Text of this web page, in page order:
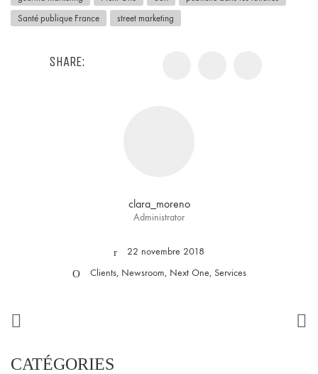
Santé publique France
street marketing
SHARE:
clara_moreno
Administrator
22 novembre 2018
Clients, Newsroom, Next One, Services
CATÉGORIES